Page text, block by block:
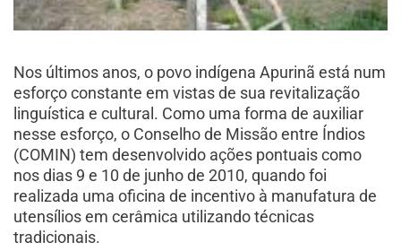
Nos últimos anos, o povo indígena Apurinã está num
esforço constante em vistas de sua revitalização
linguística e cultural. Como uma forma de auxiliar
nesse esforço, o Conselho de Missão entre Índios
(COMIN) tem desenvolvido ações pontuais como
nos dias 9 e 10 de junho de 2010, quando foi
realizada uma oficina de incentivo à manufatura de
utensílios em cerâmica utilizando técnicas
tradicionais.